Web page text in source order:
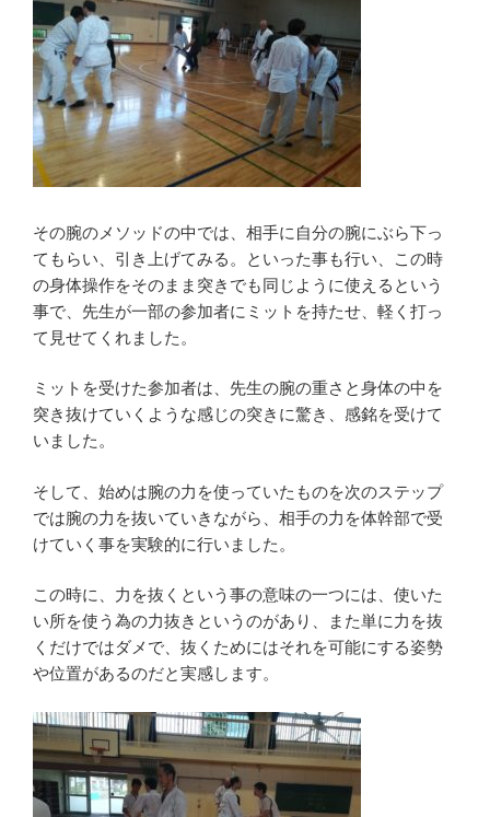
その腕のメソッドの中では、相手に自分の腕にぶら下っ
てもらい、引き上げてみる。といった事も行い、この時
の身体操作をそのまま突きでも同じように使えるという
事で、先生が一部の参加者にミットを持たせ、軽く打っ
て見せてくれました。
ミットを受けた参加者は、先生の腕の重さと身体の中を
突き抜けていくような感じの突きに驚き、感銘を受けて
いました。
そして、始めは腕の力を使っていたものを次のステップ
では腕の力を抜いていきながら、相手の力を体幹部で受
けていく事を実験的に行いました。
この時に、力を抜くという事の意味の一つには、使いた
い所を使う為の力抜きというのがあり、また単に力を抜
くだけではダメで、抜くためにはそれを可能にする姿勢
や位置があるのだと実感します。